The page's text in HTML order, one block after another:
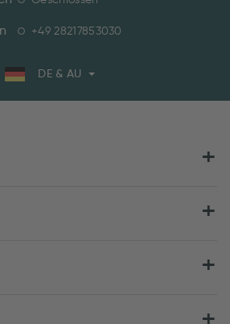
+49 28217853030
DE & AU